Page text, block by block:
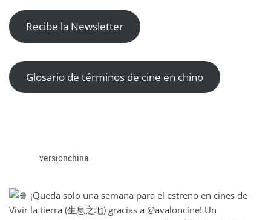
Recibe la Newsletter
Glosario de términos de cine en chino
versionchina